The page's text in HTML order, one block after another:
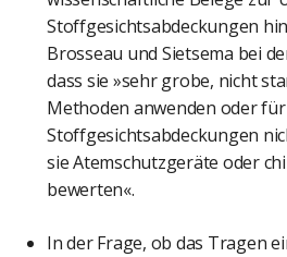
Stoffgesichtsabdeckungen
Brosseau und Sietsema bei
dass sie »sehr grobe, nicht
Methoden anwenden oder für
Stoffgesichtsabdeckungen
sie Atemschutzgeräte oder
bewerten«.
In der Frage, ob das Tragen